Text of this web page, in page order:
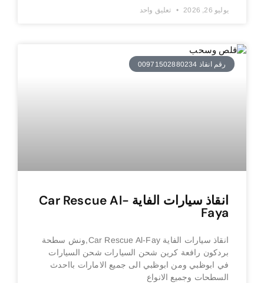
يوليو 26, 2026 تعليق واحد
رقم انقاذ 00971502880234
انقاذ سيارات الفاية Car Rescue Al-
Faya
انقاذ سيارات الفاية Car Rescue Al-Fay,ونش سطحة
بردكون رافعة كرين شحن السيارات شحن السيارات
في ابوظبي ومن ابوظبي الى جميع الامارات بااحدث
السطحات وجميع الانواع